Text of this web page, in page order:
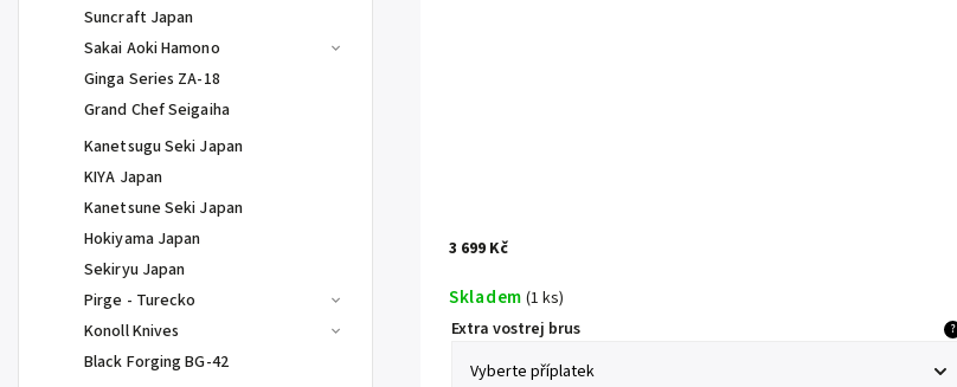
Suncraft Japan
Sakai Aoki Hamono
Ginga Series ZA-18
Grand Chef Seigaiha
Kanetsugu Seki Japan
KIYA Japan
Kanetsune Seki Japan
Hokiyama Japan
Sekiryu Japan
Pirge - Turecko
Konoll Knives
Black Forging BG-42
3 699 Kč
Skladem (1 ks)
Extra vostrej brus
?